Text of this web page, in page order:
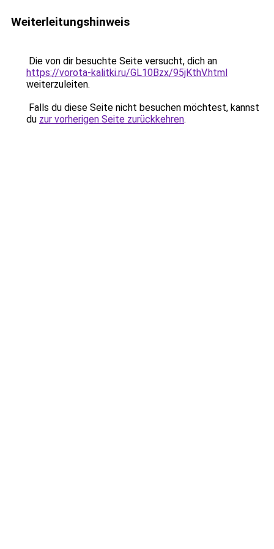
Weiterleitungshinweis
Die von dir besuchte Seite versucht, dich an
https://vorota-kalitki.ru/GL10Bzx/95jKthV.html
weiterzuleiten.
Falls du diese Seite nicht besuchen möchtest, kannst
du zur vorherigen Seite zurückkehren.